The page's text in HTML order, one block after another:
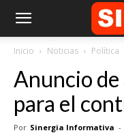
Inicio Noticias Política
Anuncio
para el
Por Sinergia Informativa -